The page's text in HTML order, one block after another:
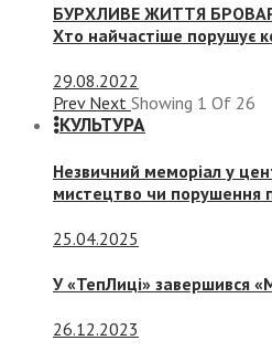
БУРХЛИВЕ ЖИТТЯ
Хто найчастіше порушує
29.08.2022
Prev Next Showing 1 Of 26
КУЛЬТУРА
Незвичний меморіал у
мистецтво чи порушення
25.04.2025
У «ТепЛиці» завершився
26.12.2023